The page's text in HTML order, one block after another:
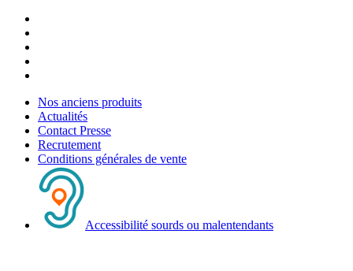
Nos anciens produits
Actualités
Contact Presse
Recrutement
Conditions générales de vente
Accessibilité sourds ou malentendants